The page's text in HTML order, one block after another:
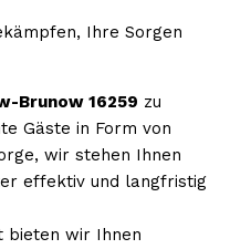
Ihre Sorgen
Brunow 16259 zu
Gäste in Form von
wir stehen Ihnen
effektiv und langfristig
bieten wir Ihnen